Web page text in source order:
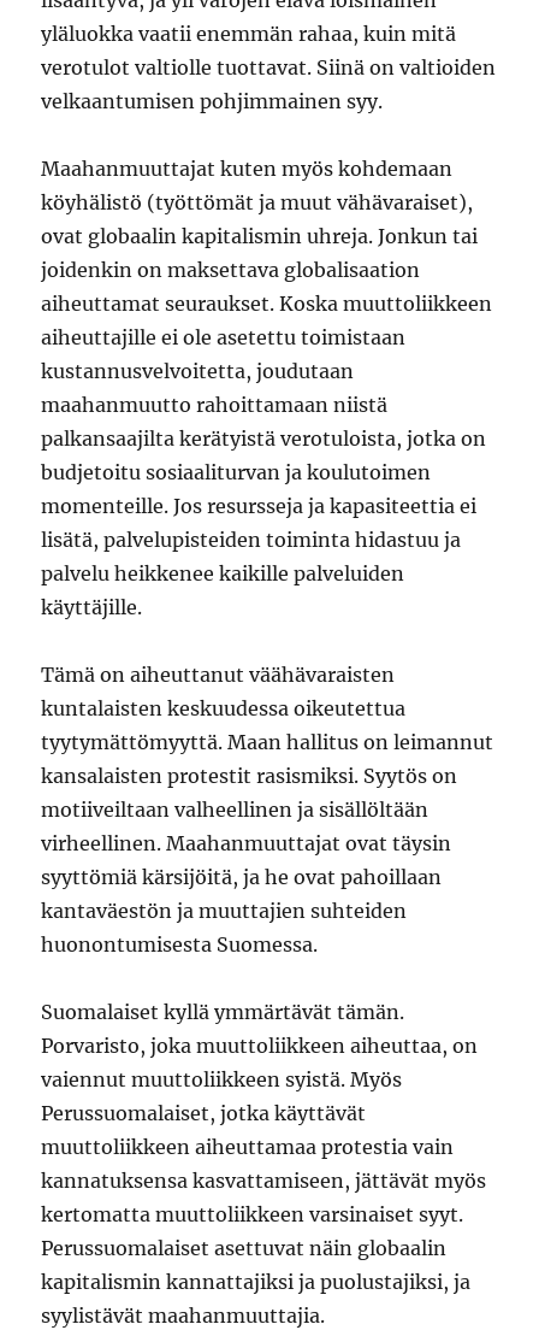
yläluokka vaatii enemmän rahaa, kuin mitä
verotulot valtiolle tuottavat. Siinä on valtioiden
velkaantumisen pohjimmainen syy.
Maahanmuuttajat kuten myös kohdemaan
köyhälistö (työttömät ja muut vähävaraiset),
ovat globaalin kapitalismin uhreja. Jonkun tai
joidenkin on maksettava globalisaation
aiheuttamat seuraukset. Koska muuttoliikkeen
aiheuttajille ei ole asetettu toimistaan
kustannusvelvoitetta, joudutaan
maahanmuutto rahoittamaan niistä
palkansaajilta kerätyistä verotuloista, jotka on
budjetoitu sosiaaliturvan ja koulutoimen
momenteille. Jos resursseja ja kapasiteettia ei
lisätä, palvelupisteiden toiminta hidastuu ja
palvelu heikkenee kaikille palveluiden
käyttäjille.
Tämä on aiheuttanut väähävaraisten
kuntalaisten keskuudessa oikeutettua
tyytymättömyyttä. Maan hallitus on leimannut
kansalaisten protestit rasismiksi. Syytös on
motiiveiltaan valheellinen ja sisällöltään
virheellinen. Maahanmuuttajat ovat täysin
syyttömiä kärsijöitä, ja he ovat pahoillaan
kantaväestön ja muuttajien suhteiden
huonontumisesta Suomessa.
Suomalaiset kyllä ymmärtävät tämän.
Porvaristo, joka muuttoliikkeen aiheuttaa, on
vaiennut muuttoliikkeen syistä. Myös
Perussuomalaiset, jotka käyttävät
muuttoliikkeen aiheuttamaa protestia vain
kannatuksensa kasvattamiseen, jättävät myös
kertomatta muuttoliikkeen varsinaiset syyt.
Perussuomalaiset asettuvat näin globaalin
kapitalismin kannattajiksi ja puolustajiksi, ja
syylistävät maahanmuuttajia.